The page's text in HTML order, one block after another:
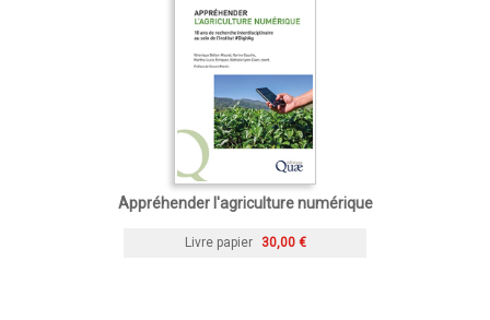
Appréhender l'agriculture numérique
Livre papier 30,00 €